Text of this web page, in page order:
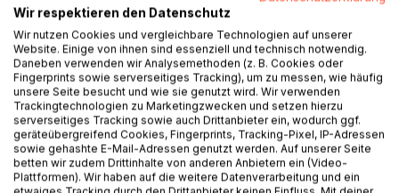
BESCHREIBUNG
Distress Weaving ist eine Vertiefung und Dokumentation
der 2014 ausgestellten Rauminstallation der Künstlerin
Sidonie-Felicitas von Schilling.
"Wer webt die Schicksalsfäden in meinem Leben? Meine
Finger knüpfen und flechten die Haare der drei Nornen
ineinander. Die Welt sagt, dass ich spinne. Gut. Ich spinne
so lange, bis das Netz sichtbar wird."
Wir respektieren den Datenschutz
Wir nutzen Cookies und vergleichbare Technologien auf unserer
Website. Einige von ihnen sind essenziell und technisch notwendig.
Daneben verwenden wir Analysemethoden (z. B. Cookies oder
Fingerprints sowie serverseitiges Tracking), um zu messen, wie häufig
unsere Seite besucht und wie sie genutzt wird. Wir verwenden
Trackingtechnologien zu Marketingzwecken und setzen hierzu
serverseitiges Tracking sowie auch Drittanbieter ein, wodurch ggf.
geräteübergreifend Cookies, Fingerprints, Tracking-Pixel, IP-Adressen
sowie gehashte E-Mail-Adressen genutzt werden. Auf unserer Seite
betten wir zudem Drittinhalte von anderen Anbietern ein (Video-
Plattformen). Wir haben auf die weitere Datenverarbeitung und ein